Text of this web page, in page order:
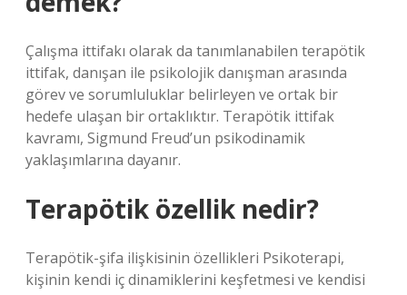
Çalışma ittifakı olarak da tanımlanabilen terapötik
ittifak, danışan ile psikolojik danışman arasında
görev ve sorumluluklar belirleyen ve ortak bir
hedefe ulaşan bir ortaklıktır. Terapötik ittifak
kavramı, Sigmund Freud’un psikodinamik
yaklaşımlarına dayanır.
Terapötik özellik nedir?
Terapötik-şifa ilişkisinin özellikleri Psikoterapi,
kişinin kendi iç dinamiklerini keşfetmesi ve kendisi